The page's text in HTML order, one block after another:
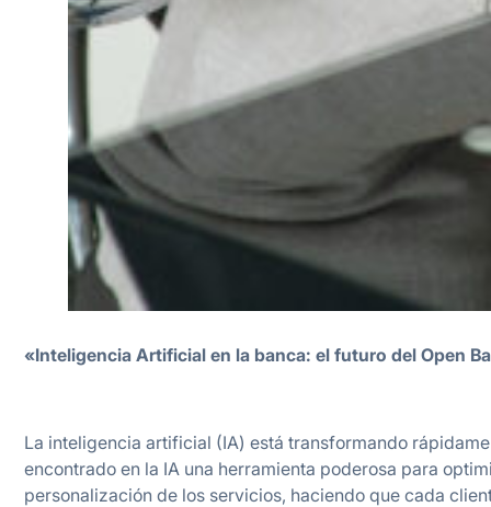
«Inteligencia Artificial en la banca: el futuro del Open
La inteligencia artificial (IA) está transformando
encontrado en la IA una herramienta poderosa para
personalización de los servicios, haciendo que cada